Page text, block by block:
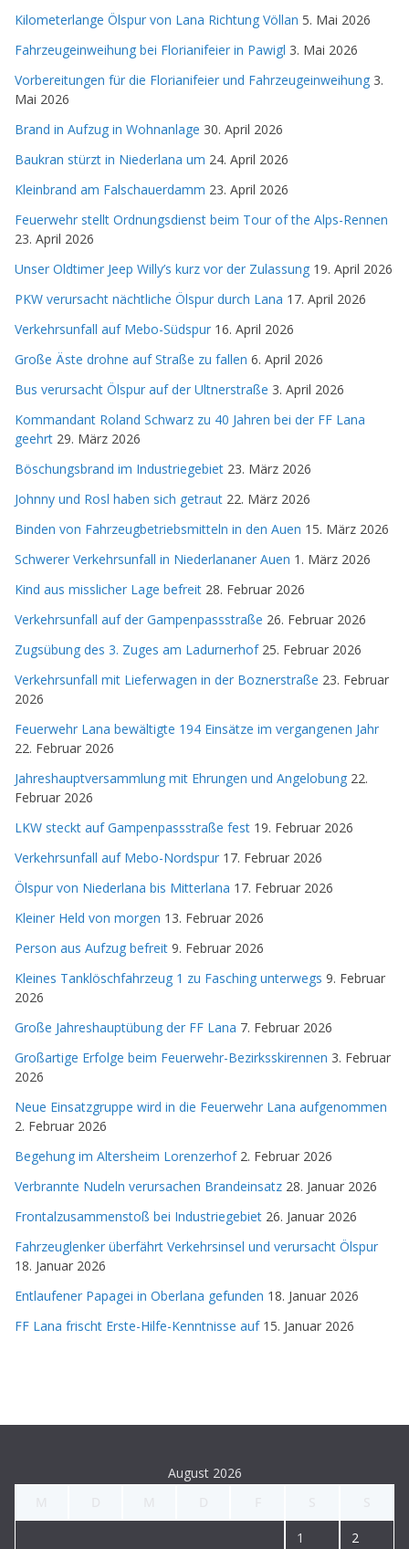
Kilometerlange Ölspur von Lana Richtung Völlan 5. Mai 2026
Fahrzeugeinweihung bei Florianifeier in Pawigl 3. Mai 2026
Vorbereitungen für die Florianifeier und Fahrzeugeinweihung 3.
Mai 2026
Brand in Aufzug in Wohnanlage 30. April 2026
Baukran stürzt in Niederlana um 24. April 2026
Kleinbrand am Falschauerdamm 23. April 2026
Feuerwehr stellt Ordnungsdienst beim Tour of the Alps-Rennen
23. April 2026
Unser Oldtimer Jeep Willy’s kurz vor der Zulassung 19. April 2026
PKW verursacht nächtliche Ölspur durch Lana 17. April 2026
Verkehrsunfall auf Mebo-Südspur 16. April 2026
Große Äste drohne auf Straße zu fallen 6. April 2026
Bus verursacht Ölspur auf der Ultnerstraße 3. April 2026
Kommandant Roland Schwarz zu 40 Jahren bei der FF Lana
geehrt 29. März 2026
Böschungsbrand im Industriegebiet 23. März 2026
Johnny und Rosl haben sich getraut 22. März 2026
Binden von Fahrzeugbetriebsmitteln in den Auen 15. März 2026
Schwerer Verkehrsunfall in Niederlananer Auen 1. März 2026
Kind aus misslicher Lage befreit 28. Februar 2026
Verkehrsunfall auf der Gampenpassstraße 26. Februar 2026
Zugsübung des 3. Zuges am Ladurnerhof 25. Februar 2026
Verkehrsunfall mit Lieferwagen in der Boznerstraße 23. Februar
2026
Feuerwehr Lana bewältigte 194 Einsätze im vergangenen Jahr
22. Februar 2026
Jahreshauptversammlung mit Ehrungen und Angelobung 22.
Februar 2026
LKW steckt auf Gampenpassstraße fest 19. Februar 2026
Verkehrsunfall auf Mebo-Nordspur 17. Februar 2026
Ölspur von Niederlana bis Mitterlana 17. Februar 2026
Kleiner Held von morgen 13. Februar 2026
Person aus Aufzug befreit 9. Februar 2026
Kleines Tanklöschfahrzeug 1 zu Fasching unterwegs 9. Februar
2026
Große Jahreshauptübung der FF Lana 7. Februar 2026
Großartige Erfolge beim Feuerwehr-Bezirksskirennen 3. Februar
2026
Neue Einsatzgruppe wird in die Feuerwehr Lana aufgenommen
2. Februar 2026
Begehung im Altersheim Lorenzerhof 2. Februar 2026
Verbrannte Nudeln verursachen Brandeinsatz 28. Januar 2026
Frontalzusammenstoß bei Industriegebiet 26. Januar 2026
Fahrzeuglenker überfährt Verkehrsinsel und verursacht Ölspur
18. Januar 2026
Entlaufener Papagei in Oberlana gefunden 18. Januar 2026
FF Lana frischt Erste-Hilfe-Kenntnisse auf 15. Januar 2026
August 2026
1 2